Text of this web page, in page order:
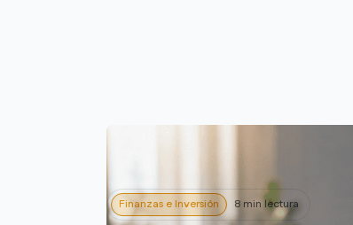
Finanzas e Inversión 8 min lectura